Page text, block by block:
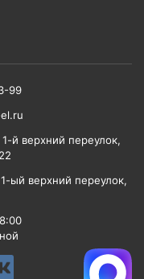
99
1-й верхний переулок,
1-ый верхний переулок,